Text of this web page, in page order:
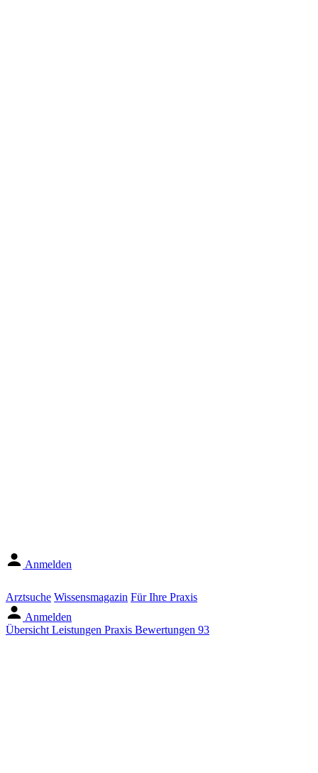
Anmelden
Arztsuche Wissensmagazin Für Ihre Praxis
Anmelden
Übersicht Leistungen Praxis Bewertungen 93